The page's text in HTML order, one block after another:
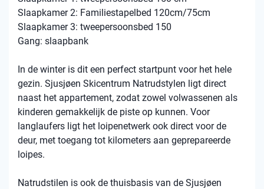
Slaapkamer 2: Familiestapelbed 120cm/75cm
Slaapkamer 3: tweepersoonsbed 150
Gang: slaapbank
In de winter is dit een perfect startpunt voor het hele
gezin. Sjusjøen Skicentrum Natrudstylen ligt direct
naast het appartement, zodat zowel volwassenen als
kinderen gemakkelijk de piste op kunnen. Voor
langlaufers ligt het loipenetwerk ook direct voor de
deur, met toegang tot kilometers aan geprepareerde
loipes.
Natrudstilen is ook de thuisbasis van de Sjusjøen